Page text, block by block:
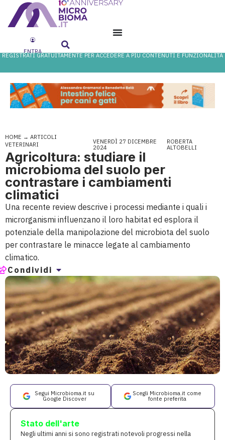
ENTRA
REGISTRATI GRATUITAMENTE PER ACCEDERE A PIÙ CONTENUTI E FUNZIONALITÀ
HOME → ARTICOLI
VETERINARI
VENERDÌ 27 DICEMBRE
2024
ROBERTA
ALTOBELLI
Agricoltura: studiare il
microbioma del suolo per
contrastare i cambiamenti
climatici
Una recente review descrive i processi mediante i quali i
microrganismi influenzano il loro habitat ed esplora il
potenziale della manipolazione del microbiota del suolo
per contrastare le minacce legate al cambiamento
climatico.
Condividi
Segui Microbioma.it su
Google Discover
Scegli Microbioma.it come
fonte preferita
Stato dell'arte
Negli ultimi anni si sono registrati notevoli progressi nella